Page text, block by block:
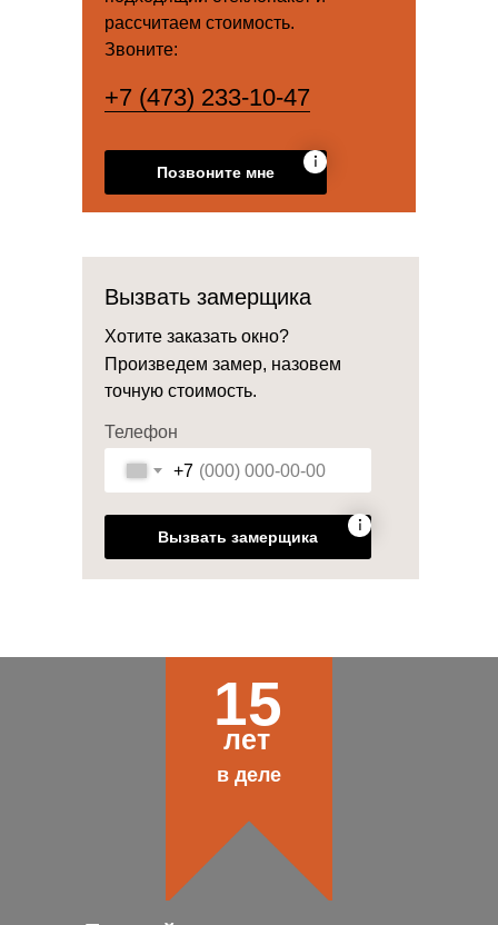
рассчитаем стоимость.
Звоните:
+7 (473) 233-10-47
Вызвать замерщика
Позвоните мне
+7
Вызвать замерщика
Телефон
Хотите заказать окно?
Произведем замер, назовем
точную стоимость.
15
лет
в деле